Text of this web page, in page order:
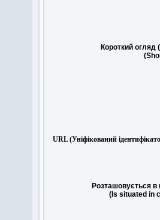
Короткий огляд
URL (Уніфікований
Розташовується в
(Is situated in